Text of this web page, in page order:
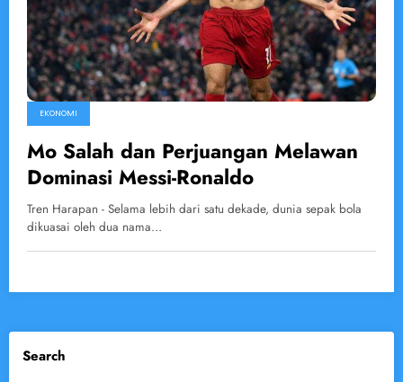
EKONOMI
Mo Salah dan Perjuangan Melawan
Dominasi Messi-Ronaldo
Tren Harapan - Selama lebih dari satu dekade, dunia sepak bola
dikuasai oleh dua nama…
Search